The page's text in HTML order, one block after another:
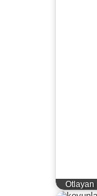
Otlayan